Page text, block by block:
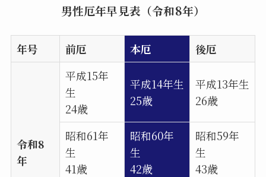
男性厄年早見表（令和8年）
年号 前厄 本厄 後厄
令和8
年
平成15年
生
24歳
平成14年生
25歳
平成13年生
26歳
昭和61年
生
41歳
昭和60年
生
42歳
昭和59年
生
43歳